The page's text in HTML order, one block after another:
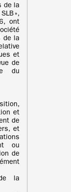
de la
»,
ont
de la
et
de
du
et
de
et
ou
de
la